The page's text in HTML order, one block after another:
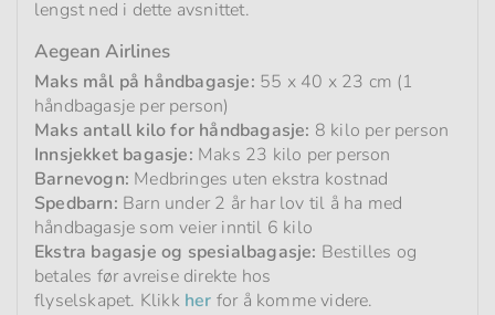
lengst ned i dette avsnittet.
Aegean Airlines
Maks mål på håndbagasje: 55 x 40 x 23 cm (1
håndbagasje per person)
Maks antall kilo for håndbagasje: 8 kilo per person
Innsjekket bagasje: Maks 23 kilo per person
Barnevogn: Medbringes uten ekstra kostnad
Spedbarn: Barn under 2 år har lov til å ha med
håndbagasje som veier inntil 6 kilo
Ekstra bagasje og spesialbagasje: Bestilles og
betales før avreise direkte hos
flyselskapet. Klikk her for å komme videre.